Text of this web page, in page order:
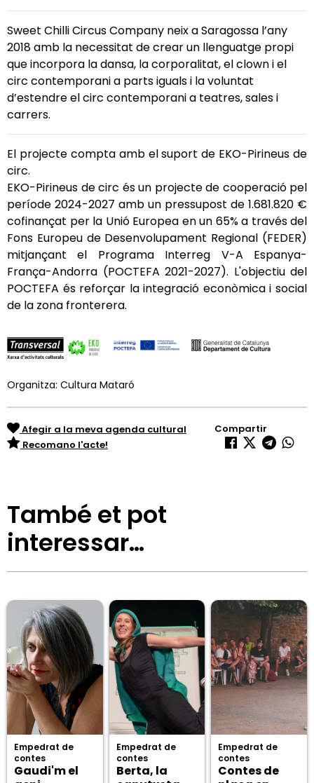
Sweet Chilli Circus Company neix a Saragossa l’any
2018 amb la necessitat de crear un llenguatge propi
que incorpora la dansa, la corporalitat, el clown i el
circ contemporani a parts iguals i la voluntat
d’estendre el circ contemporani a teatres, sales i
carrers.
El projecte compta amb el suport de EKO-Pirineus de
circ.
EKO-Pirineus de circ és un projecte de cooperació pel
període 2024-2027 amb un pressupost de 1.681.820 €
cofinançat per la Unió Europea en un 65% a través del
Fons Europeu de Desenvolupament Regional (FEDER)
mitjançant el Programa Interreg V-A Espanya-
França-Andorra (POCTEFA 2021-2027). L'objectiu del
POCTEFA és reforçar la integració econòmica i social
de la zona fronterera.
Organitza: Cultura Mataró
Afegir a la meva agenda cultural
Recomano l'acte!
Compartir
També et pot
interessar…
Empedrat de
contes
Gaudi'm el
Empedrat de
contes
Berta, la
Empedrat de
contes
Contes de